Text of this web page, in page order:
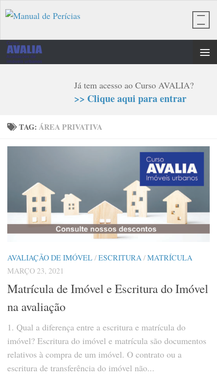
Skip to content
Já tem acesso ao Curso AVALIA?
>> Clique aqui para entrar
TAG: ÁREA PRIVATIVA
AVALIAÇÃO DE IMÓVEL/ESCRITURA /MATRÍCULA
MARÇO 23, 2021
Matrícula de Imóvel e Escritura do Imóvel
na avaliação
1. Qual a diferença entre a escritura e matrícula do
imóvel? Escritura do imóvel e matrícula são documentos
relativos à compra de um imóvel. O contrato ou a
escritura de transferência do imóvel não...